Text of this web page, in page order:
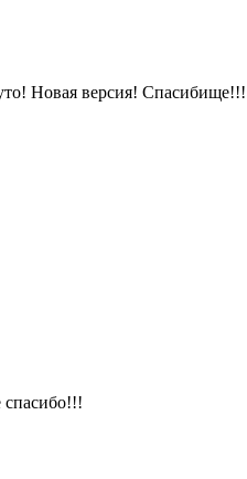
Новая версия! Спасибище!!!